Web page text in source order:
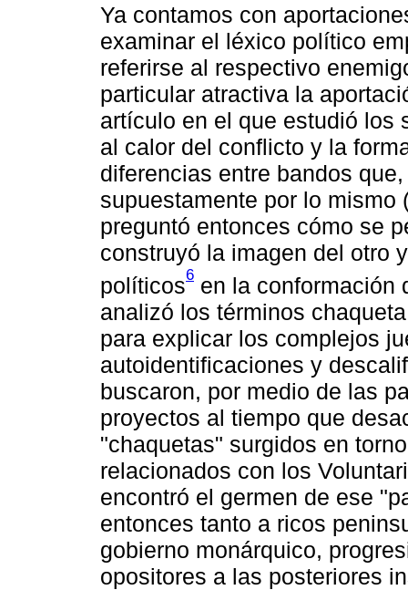
Ya contamos con
examinar el léxico político
referirse al respectivo
particular atractiva la
artículo en el que estudió los
al calor del conflicto y la
diferencias entre bandos
supuestamente por lo mismo
preguntó entonces cómo se
construyó la imagen del otro
políticos6 en la conformación
analizó los términos
para explicar los complejos
autoidentificaciones y
buscaron, por medio de las
proyectos al tiempo que
"chaquetas" surgidos en
relacionados con los
encontró el germen de ese
entonces tanto a ricos
gobierno monárquico,
opositores a las posteriores